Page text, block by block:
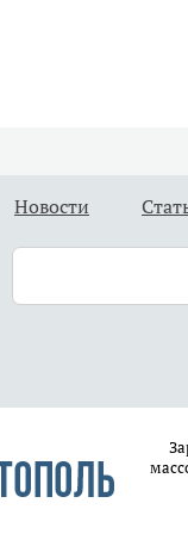
Новости